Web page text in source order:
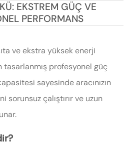
EKSTREM GÜÇ VE
PERFORMANS
ve ekstra yüksek enerji
profesyonel güç
sayesinde aracınızın
çalıştırır ve uzun